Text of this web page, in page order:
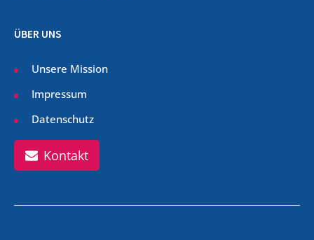
ÜBER UNS
Unsere Mission
Impressum
Datenschutz
Kontakt